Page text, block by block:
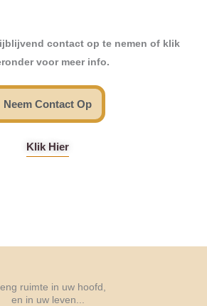
contact op te nemen of klik
voor meer info.
Neem Contact Op
Klik Hier
ruimte in uw hoofd,
en in uw leven...